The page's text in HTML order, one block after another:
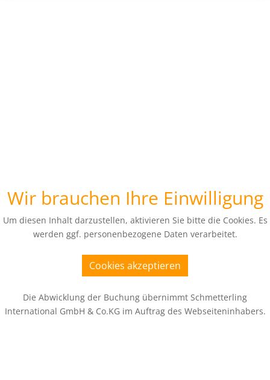
Wir brauchen Ihre Einwilligung
Um diesen Inhalt darzustellen, aktivieren Sie bitte die Cookies. Es
werden ggf. personenbezogene Daten verarbeitet.
Cookies akzeptieren
Die Abwicklung der Buchung übernimmt Schmetterling
International GmbH & Co.KG im Auftrag des Webseiteninhabers.